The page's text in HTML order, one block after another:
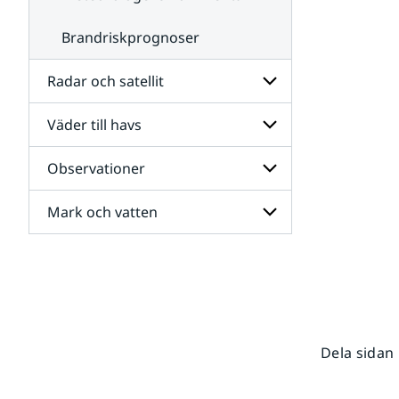
Brandriskprognoser
Radar och satellit
Undersidor
för
Radar
och
satellit
Väder till havs
Undersidor
för
Väder
till
havs
Observationer
Undersidor
för
Mark och vatten
Dela sidan